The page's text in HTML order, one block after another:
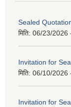
Sealed
मिति: 06/23/2026
Invitation for
मिति: 06/10/2026
Invitation for